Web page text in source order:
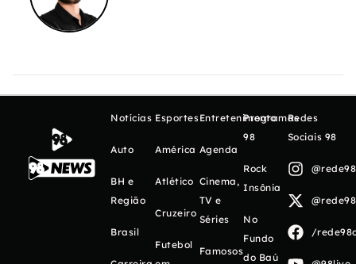
Notícias
Auto
BH e
Região
Brasil
Esportes
América
Atlético
Cruzeiro
Futebol
Entretenimento
Agenda
Cinema,
TV e
Séries
Famosos
Programas
98
Rock
Insônia
No
Fundo
do Baú
Redes
Sociais 98
/